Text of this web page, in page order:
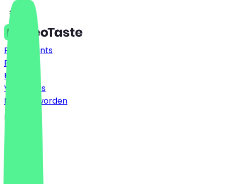
Restaurants
Prijzen
FAQ
Vacatures
Partner worden